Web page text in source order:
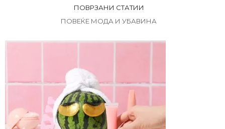
ПОВРЗАНИ СТАТИИ
ПОВЕЌЕ МОДА И УБАВИНА